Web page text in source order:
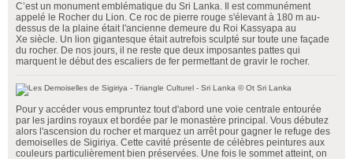
C’est un monument emblématique du Sri Lanka. Il est communément
appelé le Rocher du Lion. Ce roc de pierre rouge s'élevant à 180 m au-
dessus de la plaine était l'ancienne demeure du Roi Kassyapa au
Xe siècle. Un lion gigantesque était autrefois sculpté sur toute une façade
du rocher. De nos jours, il ne reste que deux imposantes pattes qui
marquent le début des escaliers de fer permettant de gravir le rocher.
Pour y accéder vous empruntez tout d'abord une voie centrale entourée
par les jardins royaux et bordée par le monastère principal. Vous débutez
alors l'ascension du rocher et marquez un arrêt pour gagner le refuge des
demoiselles de Sigiriya. Cette cavité présente de célèbres peintures aux
couleurs particulièrement bien préservées. Une fois le sommet atteint, on